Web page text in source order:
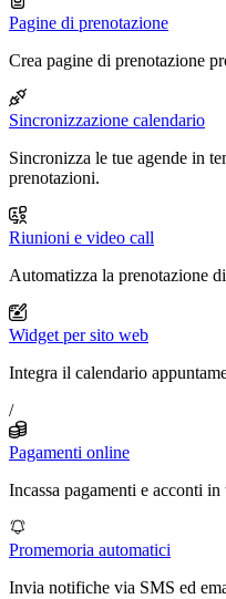
Pagine di prenotazione
Crea pagine di prenotazione
Sincronizzazione calendario
Sincronizza le tue agende in
prenotazioni.
Riunioni e video call
Automatizza la prenotazione
Widget per sito web
Integra il calendario
/
Pagamenti online
Incassa pagamenti e acconti
Promemoria automatici
Invia notifiche via SMS ed